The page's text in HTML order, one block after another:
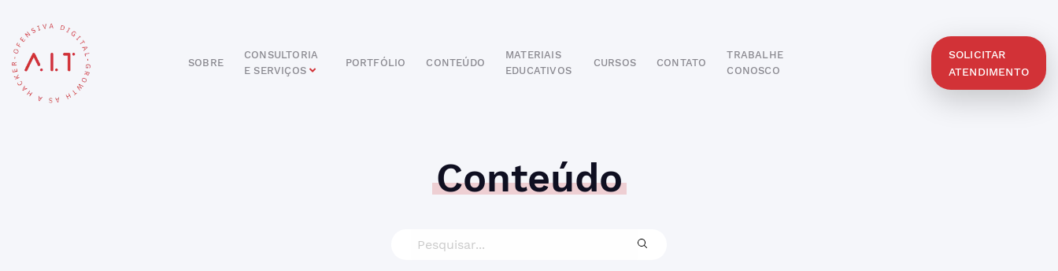
SOBRE
CONSULTORIA
E SERVIÇOS
ODONTOLÓGICO
HOTELARIA
BUSINESS INTELIGENCE
PORTFÓLIO CONTEÚDO
MATERIAIS
EDUCATIVOS
CURSOS CONTATO
TRABALHE
CONOSCO
SOLICITAR
ATENDIMENTO
Conteúdo